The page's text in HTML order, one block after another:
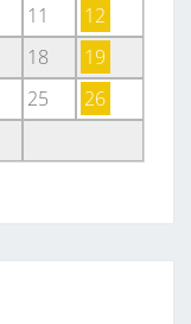
11
12
18
19
25
26